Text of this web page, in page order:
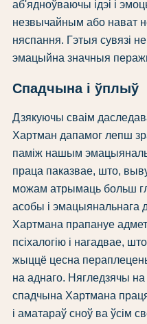
аб'ядноўваючы ідэі і
незвычайным або нават
няспання. Гэтыя сувязі
эмацыйна значныя
Спадчына і ўплыў
Дзякуючы сваім
Хартман дапамог лепш
паміж нашым
праца паказвае, што,
можам атрымаць больш
асобы і эмацыянальнага
Хартмана прапануе
псіхалогію і нагадвае,
жыццё цесна
на аднаго. Нягледзячы
спадчына Хартмана
і аматараў сноў ва